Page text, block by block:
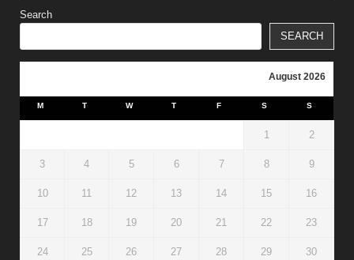
Search
SEARCH
August 2026
M T W T F S S
1 2
3 4 5 6 7 8 9
10 11 12 13 14 15 16
17 18 19 20 21 22 23
24 25 26 27 28 29 30